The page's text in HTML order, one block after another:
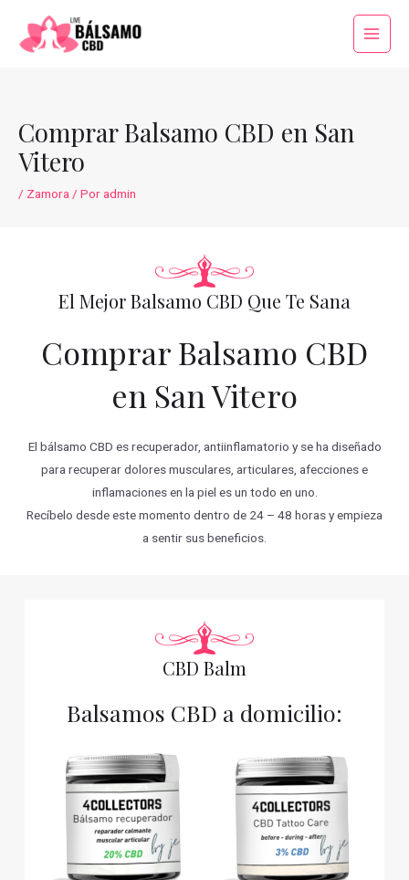
contenido
Main
Comprar Balsamo CBD en San
Vitero
/ Zamora / Poradmin
El Mejor Balsamo CBD Que Te Sana
Comprar Balsamo CBD
en San Vitero
El bálsamo CBD es recuperador, antiinflamatorio y se ha diseñado
para recuperar dolores musculares, articulares, afecciones e
inflamaciones en la piel es un todo en uno.
Recíbelo desde este momento dentro de 24 – 48 horas y empieza
a sentir sus beneficios.
CBD Balm
Balsamos CBD a domicilio: